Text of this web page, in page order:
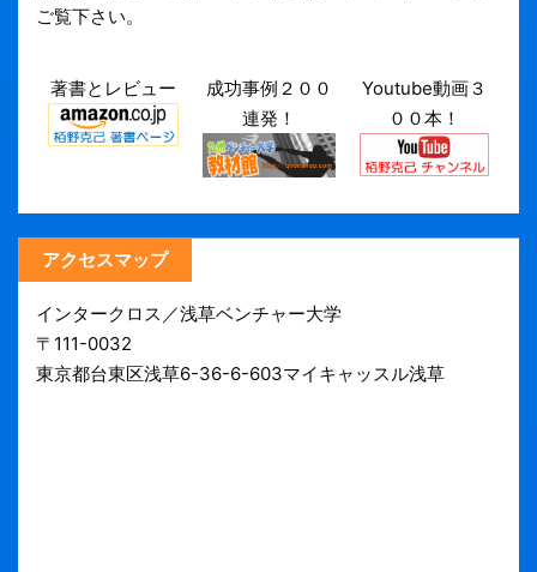
ご覧下さい。
著書とレビュー
成功事例２００
連発！
Youtube動画３
００本！
アクセスマップ
インタークロス／浅草ベンチャー大学
〒111-0032
東京都台東区浅草6-36-6-603マイキャッスル浅草